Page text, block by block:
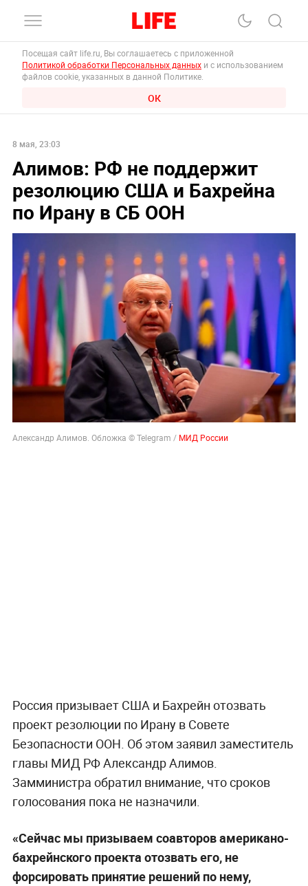
Посещая сайт life.ru, Вы соглашаетесь с приложенной
Политикой обработки Персональных данных и с использованием
файлов cookie, указанных в данной Политике.
ОК
8 мая, 23:03
Алимов: РФ не поддержит
резолюцию США и Бахрейна
по Ирану в СБ ООН
Александр Алимов. Обложка © Telegram / МИД России
Россия призывает США и Бахрейн отозвать
проект резолюции по Ирану в Совете
Безопасности ООН. Об этом заявил заместитель
главы МИД РФ Александр Алимов.
Замминистра обратил внимание, что сроков
голосования пока не назначили.
«Сейчас мы призываем соавторов американо-
бахрейнского проекта отозвать его, не
форсировать принятие решений по нему,